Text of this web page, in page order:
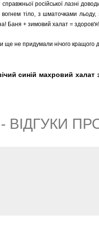
російської лазні
тіло, з шматочками
Баня + зимовий халат = здоров'я!
не придумали нічого кращого
синій махровий
- ВIДГУКИ